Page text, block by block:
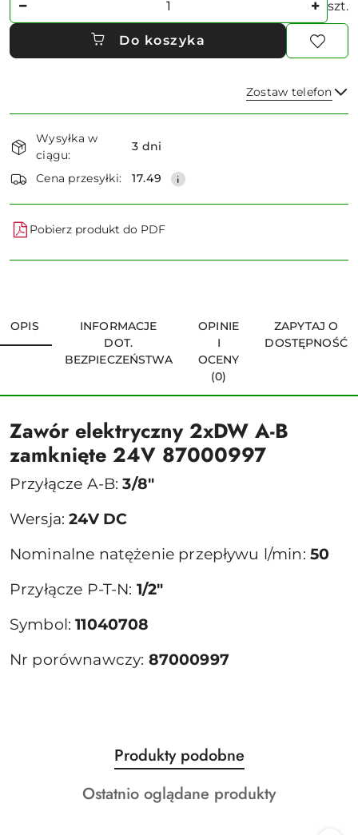
szt.
Do koszyka
Zostaw telefon
Dostępność
i
dostawa
Wysyłka w
ciągu:
3 dni
Cena przesyłki: 17.49
Pobierz produkt do PDF
OPIS
INFORMACJE
DOT.
BEZPIECZEŃSTWA
OPINIE
I
OCENY
(0)
ZAPYTAJ O
DOSTĘPNOŚĆ
Zawór elektryczny 2xDW A-B
zamknięte 24V 87000997
Przyłącze A-B:3/8"
Wersja:24V DC
Nominalne natężenie przepływu l/min: 50
Przyłącze P-T-N: 1/2"
Symbol:11040708
Nr porównawczy: 87000997
Pomiń karuzelę produktów
Produkty
o
statusie:
Produkty podobne
Produkty
Ostatnio oglądane produkty